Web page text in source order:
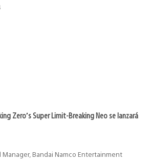
Zero’s Super Limit-Breaking Neo se lanzará
Bandai Namco Entertainment